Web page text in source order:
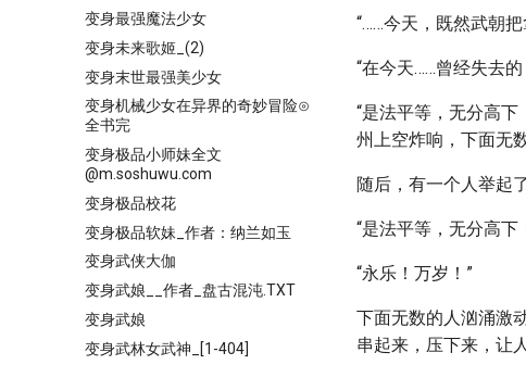
变身最强魔法少女
变身未来歌姬_(2)
变身末世最强美少女
变身机械少女在异界的奇妙冒险⊙
全书完
变身极品小师妹全文
@m.soshuwu.com
变身极品校花
变身极品软妹_作者：纳兰如玉
变身武侠大伽
变身武娘__作者_盘古混沌.TXT
变身武娘
变身武林女武神_[1-404]
“……今天，既然武朝
“在今天……曾经失去
“是法平等，无分高
州上空炸响，下面无
随后，有一个人举起
“是法平等，无分高下
“永乐！万岁！”
下面无数的人汹涌激
串起来，压下来，让